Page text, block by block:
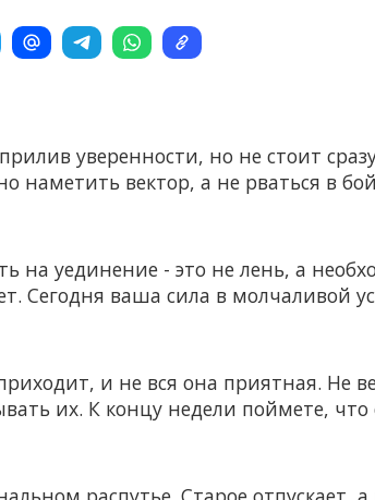
уверенности, но не стоит
наметить вектор, а не рваться в
на уединение - это не лень, а
Сегодня ваша сила в молчаливой
и не вся она приятная. Не
их. К концу недели поймете,